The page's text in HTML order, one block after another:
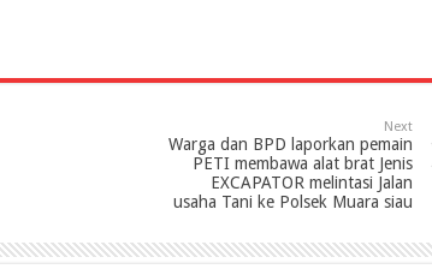
Next
Warga dan BPD laporkan pemain
PETI membawa alat brat Jenis
EXCAPATOR melintasi Jalan
usaha Tani ke Polsek Muara siau